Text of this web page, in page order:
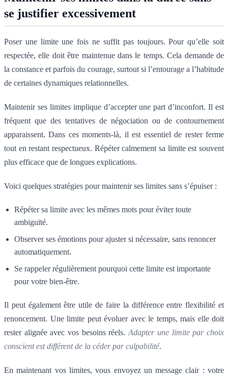
se justifier excessivement
Poser une limite une fois ne suffit pas toujours. Pour qu’elle soit
respectée, elle doit être maintenue dans le temps. Cela demande de
la constance et parfois du courage, surtout si l’entourage a l’habitude
de certaines dynamiques relationnelles.
Maintenir ses limites implique d’accepter une part d’inconfort. Il est
fréquent que des tentatives de négociation ou de contournement
apparaissent. Dans ces moments-là, il est essentiel de rester ferme
tout en restant respectueux. Répéter calmement sa limite est souvent
plus efficace que de longues explications.
Voici quelques stratégies pour maintenir ses limites sans s’épuiser :
Répéter sa limite avec les mêmes mots pour éviter toute
ambiguïté.
Observer ses émotions pour ajuster si nécessaire, sans renoncer
automatiquement.
Se rappeler régulièrement pourquoi cette limite est importante
pour votre bien-être.
Il peut également être utile de faire la différence entre flexibilité et
renoncement. Une limite peut évoluer avec le temps, mais elle doit
rester alignée avec vos besoins réels.Adapter une limite par choix
conscient est différent de la céder par culpabilité.
En maintenant vos limites, vous envoyez un message clair : votre